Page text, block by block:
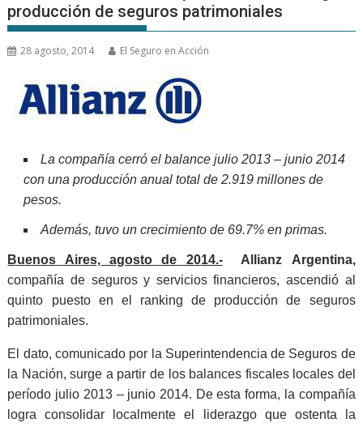
producción de seguros patrimoniales
28 agosto, 2014 El Seguro en Acción
La compañía cerró el balance julio 2013 – junio 2014
con una producción anual total de 2.919 millones de
pesos.
Además, tuvo un crecimiento de 69.7% en primas.
Buenos Aires, agosto de 2014.- Allianz
Argentina,
compañía de seguros y servicios financieros, ascendió al
quinto puesto en el ranking de producción de seguros
patrimoniales.
El dato, comunicado por la Superintendencia de Seguros de
la Nación, surge a partir de los balances fiscales locales del
período julio 2013 – junio 2014. De esta forma, la compañía
logra consolidar localmente el liderazgo que ostenta la